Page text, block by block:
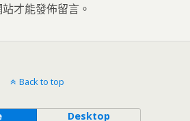
才能發佈留言。
Back to top
Desktop